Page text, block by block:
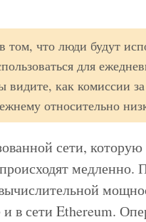
том, что люди будут
для
как комиссии
относительно
сети,
медленно.
в сети Ethereum.